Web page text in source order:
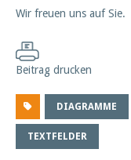
Wir freuen uns auf Sie.
Beitrag drucken
DIAGRAMME
TEXTFELDER